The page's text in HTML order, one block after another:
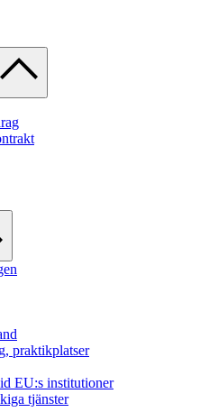
praktikplatser
EU:s institutioner
tjänster